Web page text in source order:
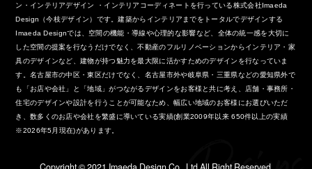
ン・インテリアデザイン ・インテリアコーディネートを行っている株式会社Imaeda
Design（今枝デザイン）です。建築からインテリアまでをトータルでデザインする
Imaeda Designでは、空間の機能・導線や心理的な影響など、全体の統一感を大切に
した空間の提案を行なうだけでなく、不動産のフルリノベーションからインテリア・家
具のデザインなど、建物が持つ魅力を最大限に活かすためのデザインを行なっていま
す。名古屋市の中区・東区だけでなく、名古屋市外や岐阜県・三重県などの愛知県外で
も「お店や会社」と「地域」がつながるデザインをお客様と共に考え、店舗・事務所・
住宅のデザインや設計を行うことが可能なため、幅広い地域のお客様にお選びいただ
き、数多くのお店や会社を繁盛に導いている実績(創業2009年以来 650件以上の実績
※2026年5月現在)があります。